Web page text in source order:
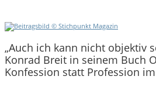
„Auch ich kann nicht objektiv
Konrad Breit in seinem Buch
Konfession statt Profession